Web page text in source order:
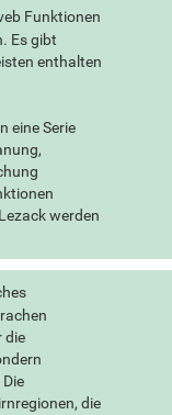
Funktionen
Es gibt
enthalten
eine Serie
werden
die
die